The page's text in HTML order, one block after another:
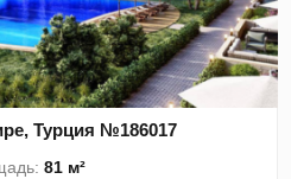
Турция №186017
81 м²